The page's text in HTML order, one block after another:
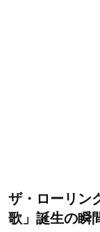
ザ・ローリン
歌」誕生の瞬